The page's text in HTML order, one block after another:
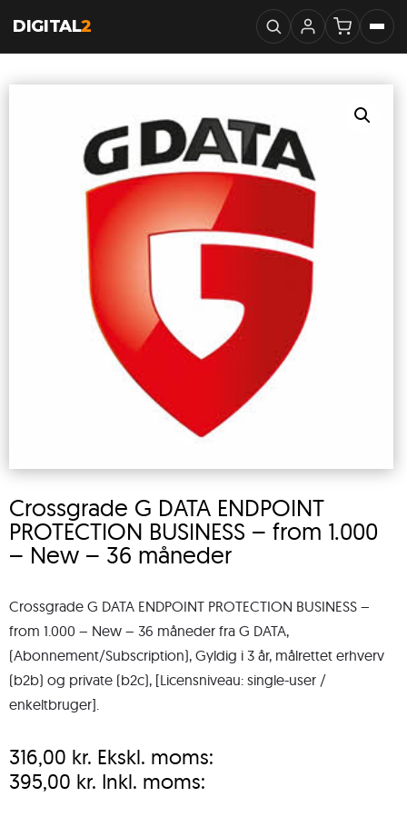
DIGITAL2
Crossgrade G DATA ENDPOINT
PROTECTION BUSINESS – from 1.000
– New – 36 måneder
Crossgrade G DATA ENDPOINT PROTECTION BUSINESS –
from 1.000 – New – 36 måneder fra G DATA,
(Abonnement/Subscription), Gyldig i 3 år, målrettet erhverv
(b2b) og private (b2c), [Licensniveau: single-user /
enkeltbruger].
316,00 kr. Ekskl. moms:
395,00 kr. Inkl. moms: